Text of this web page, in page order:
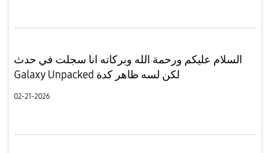
السلام عليكم ورحمة الله وبركاته انا سجلت في حدث
Galaxy Unpacked لكن لسه ظاهر كدة
02-21-2026